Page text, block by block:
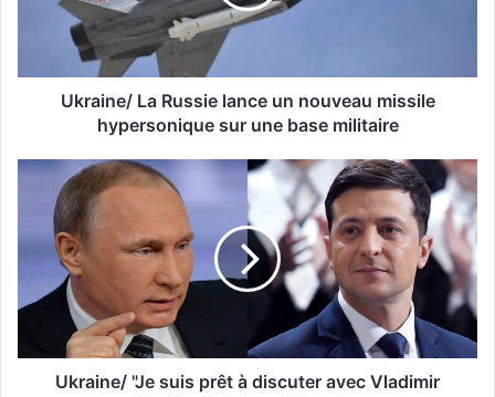
Ukraine/ La Russie lance un nouveau missile
hypersonique sur une base militaire
Ukraine/ "Je suis prêt à discuter avec Vladimir